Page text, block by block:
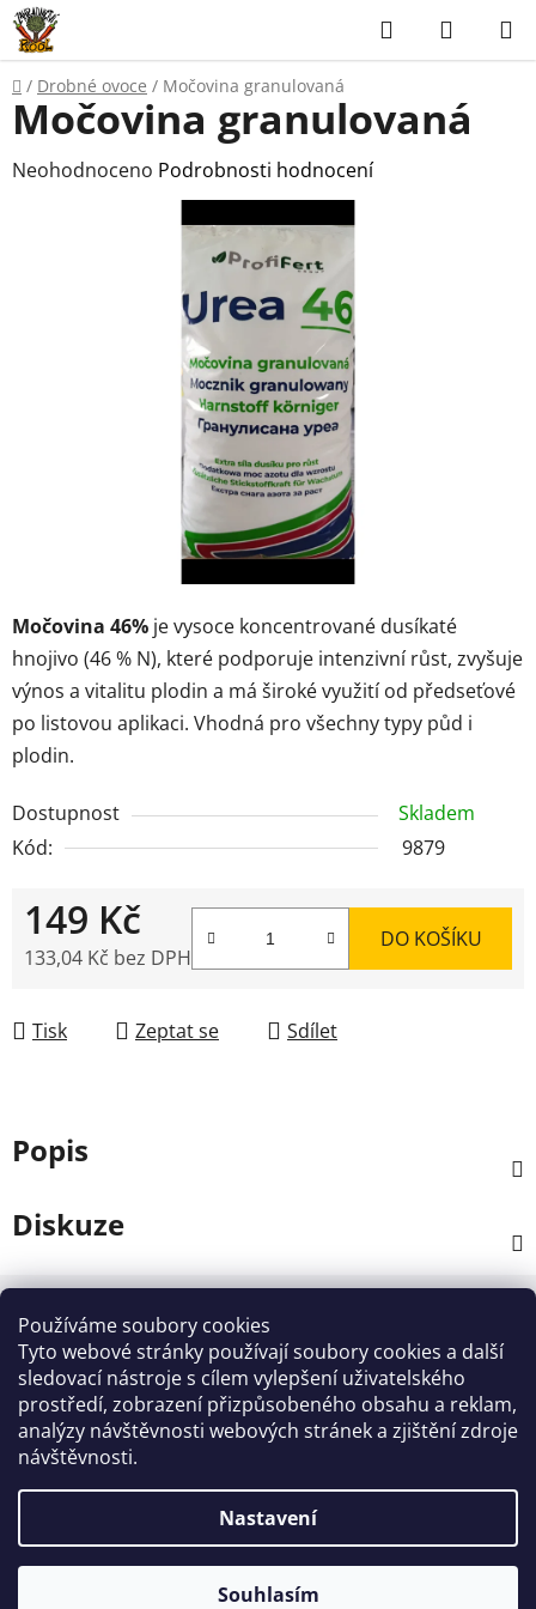
Používáme soubory cookies
Tyto webové stránky používají soubory cookies a další
sledovací nástroje s cílem vylepšení uživatelského
prostředí, zobrazení přizpůsobeného obsahu a reklam,
analýzy návštěvnosti webových stránek a zjištění zdroje
návštěvnosti.
Nastavení
Souhlasím
Přejít
na
obsah
Hledat
KOŠÍK
Domů
/ Drobné ovoce / Močovina granulovaná
Močovina 46% je vysoce koncentrované dusíkaté
hnojivo (46 % N), které podporuje intenzivní růst, zvyšuje
výnos a vitalitu plodin a má široké využití od předseťové
po listovou aplikaci. Vhodná pro všechny typy půd i
plodin.
Dostupnost
Skladem
Kód:
9879
149 Kč
133,04 Kč bez DPH
DO KOŠÍKU
Tisk Zeptat se Sdílet
Močovina granulovaná
Průměrné
Neohodnoceno Podrobnosti hodnocení
Popis
Diskuze
Z
Kontakt
info@zahradnictvi-rool.cz
+420728 841700
Vytvořil Shoptet
ZAHRADNICTVI - ROOL